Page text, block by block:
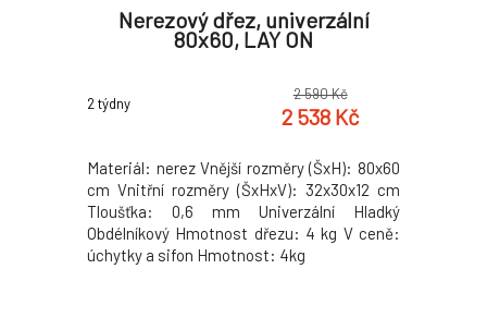
Nerezový dřez, univerzální
80x60, LAY ON
2 týdny
2 590 Kč
2 538 Kč
Materiál: nerez Vnější rozměry (ŠxH): 80x60
cm Vnitřní rozměry (ŠxHxV): 32x30x12 cm
Tloušťka: 0,6 mm Univerzální Hladký
Obdélníkový Hmotnost dřezu: 4 kg V ceně:
úchytky a sifon Hmotnost: 4kg